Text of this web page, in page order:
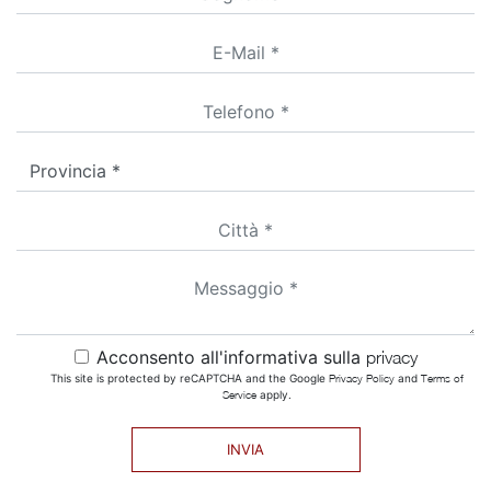
Acconsento all'informativa sulla privacy
This site is protected by reCAPTCHA and the Google Privacy Policyand Terms of
Serviceapply.
INVIA